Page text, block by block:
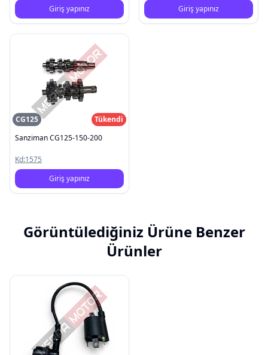
Giriş yapınız
Giriş yapınız
CG125
Tükendi
Sanziman CG125-150-200
Kd:1575
Giriş yapınız
Görüntülediğiniz Ürüne Benzer
Ürünler